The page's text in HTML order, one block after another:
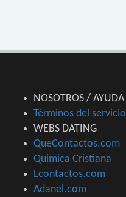
NOSOTROS / AYUDA
Términos del servicio
WEBS DATING
QueContactos.com
Quimica Cristiana
Lcontactos.com
Adanel.com